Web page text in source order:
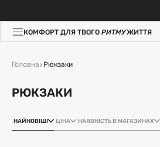
КОМФОРТ ДЛЯ ТВОГОРИТМУЖИТТЯ
Головна Рюкзаки
РЮКЗАКИ
НАЙНОВІШІ ЦІНА НАЯВНІСТЬ В МАГАЗИНАХ